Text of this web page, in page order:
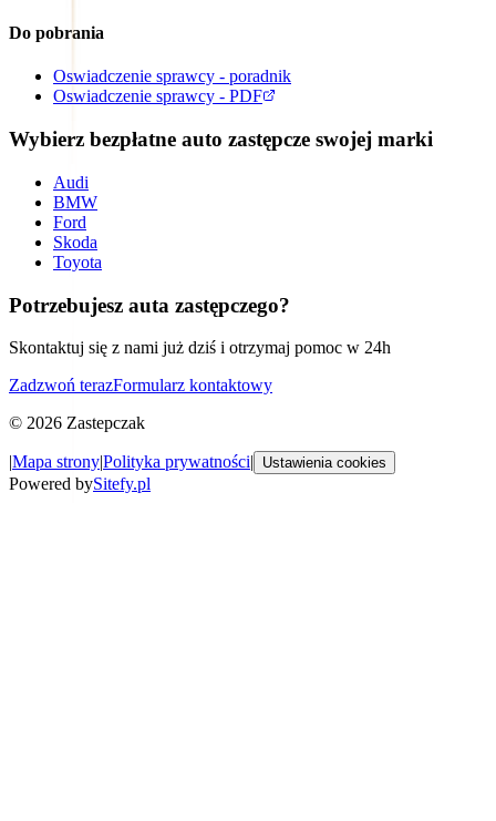
Do pobrania
Oswiadczenie sprawcy - poradnik
Oswiadczenie sprawcy - PDF
Wybierz bezpłatne auto zastępcze swojej marki
Audi
BMW
Ford
Skoda
Toyota
Potrzebujesz auta zastępczego?
Skontaktuj się z nami już dziś i otrzymaj pomoc w 24h
Zadzwoń terazFormularz kontaktowy
© 2026 Zastepczak
|Mapa strony|Polityka prywatności| Ustawienia cookies
Powered bySitefy.pl